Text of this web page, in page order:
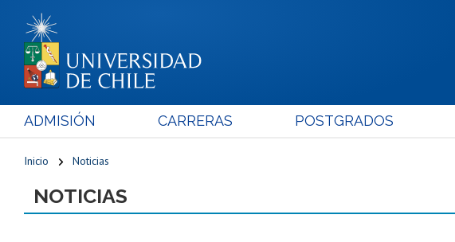
ADMISIÓN CARRERAS POSTGRADOS
Inicio Noticias
NOTICIAS